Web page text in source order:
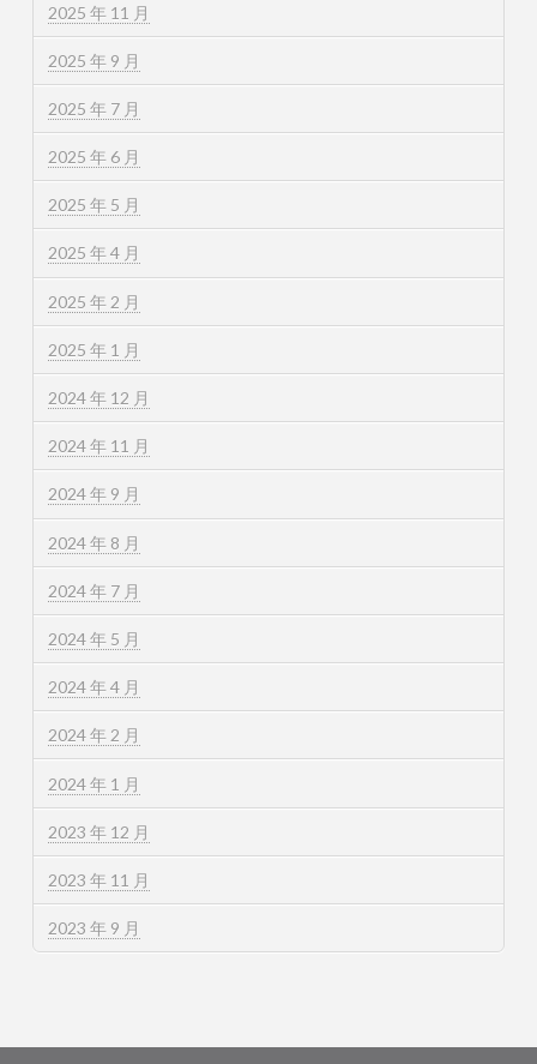
2025 年 11 月
2025 年 9 月
2025 年 7 月
2025 年 6 月
2025 年 5 月
2025 年 4 月
2025 年 2 月
2025 年 1 月
2024 年 12 月
2024 年 11 月
2024 年 9 月
2024 年 8 月
2024 年 7 月
2024 年 5 月
2024 年 4 月
2024 年 2 月
2024 年 1 月
2023 年 12 月
2023 年 11 月
2023 年 9 月